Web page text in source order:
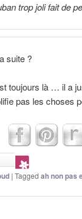
trop joli fait de
suite ?
toujours là … il a
pas les choses
| Tagged ah non pas